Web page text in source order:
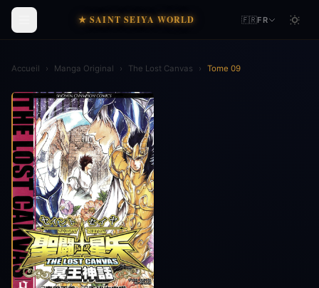
★ SAINT SEIYA WORLD 🇫🇷FR
Accueil › Manga Original › The Lost Canvas › Tome 09